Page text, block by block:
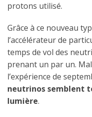
protons utilisé.
Grâce à ce nouveau
l’accélérateur de
temps de vol des
prenant un par un.
l’expérience de
neutrinos semblent
lumière.